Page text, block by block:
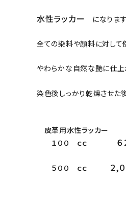
水性ラッカー になります
全ての染料や顔料に対して
やわらかな自然な艶に仕上
染色後しっかり乾燥させた
皮革用水性ラッカー
１００ ｃｃ ６
５００ ｃｃ ２,